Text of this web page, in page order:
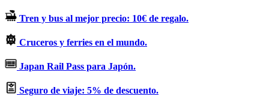
Tren y bus al mejor precio: 10€ de regalo.
Cruceros y ferries en el mundo.
Japan Rail Pass para Japón.
Seguro de viaje: 5% de descuento.